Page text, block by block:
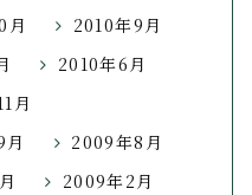
月
2010年9月
2010年6月
月
2009年8月
2009年2月